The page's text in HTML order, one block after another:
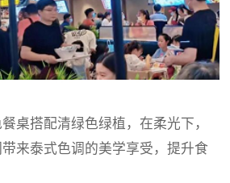
桌搭配清绿色绿植，在柔光下，
来泰式色调的美学享受，提升食